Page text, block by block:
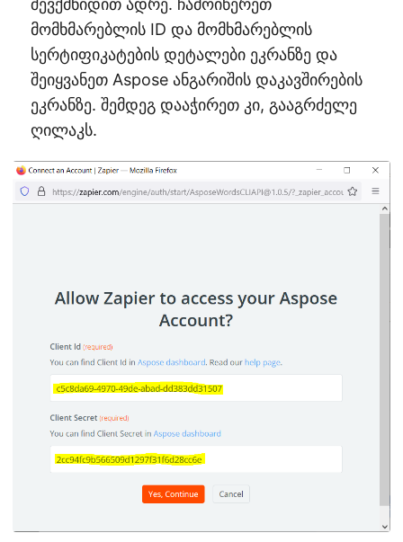
შევქმნიდით ადრე. ჩამოიწერეთ
მომხმარებლის ID და მომხმარებლის
სერტიფიკატების დეტალები ეკრანზე და
შეიყვანეთ Aspose ანგარიშის დაკავშირების
ეკრანზე. შემდეგ დააჭირეთ კი, გააგრძელე
ღილაკს.